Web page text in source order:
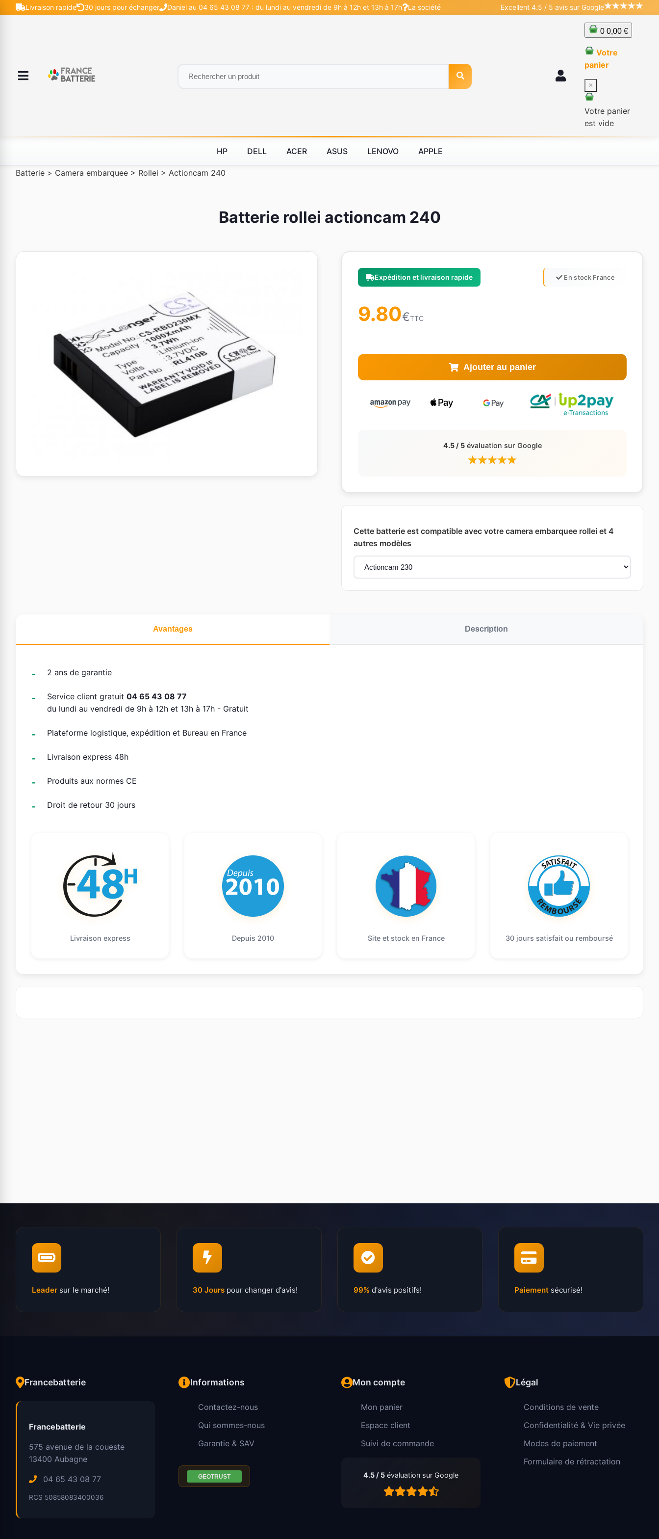
Livraison rapide 30 jours pour échanger Daniel au 04 65 43 08 77 : du lundi au vendredi de 9h à 12h et 13h à 17h La société Excellent 4.5 / 5 avis sur Google
0 0,00 €
Votre
panier
×
Votre panier
est vide
HP DELL ACER ASUS LENOVO APPLE
Batterie > Camera embarquee > Rollei > Actioncam 240
Batterie rollei actioncam 240
Expédition et livraison rapide En stock France
9.80€TTC
Ajouter au panier
4.5 / 5évaluation sur Google
Cette batterie est compatible avec votre camera embarquee rollei et 4
autres modèles
Avantages Description
2 ans de garantie
Service client gratuit 04 65 43 08 77
du lundi au vendredi de 9h à 12h et 13h à 17h - Gratuit
Plateforme logistique, expédition et Bureau en France
Livraison express 48h
Produits aux normes CE
Droit de retour 30 jours
Livraison express Depuis 2010 Site et stock en France 30 jours satisfait ou remboursé
Leader sur le marché! 30 Jours pour changer d'avis! 99% d'avis positifs! Paiement sécurisé!
Francebatterie
Francebatterie
575 avenue de la coueste
13400 Aubagne
04 65 43 08 77
RCS 50858083400036
Informations
Contactez-nous
Qui sommes-nous
Garantie & SAV
Mon compte
Mon panier
Espace client
Suivi de commande
4.5 / 5 évaluation sur Google
Légal
Conditions de vente
Confidentialité & Vie privée
Modes de paiement
Formulaire de rétractation